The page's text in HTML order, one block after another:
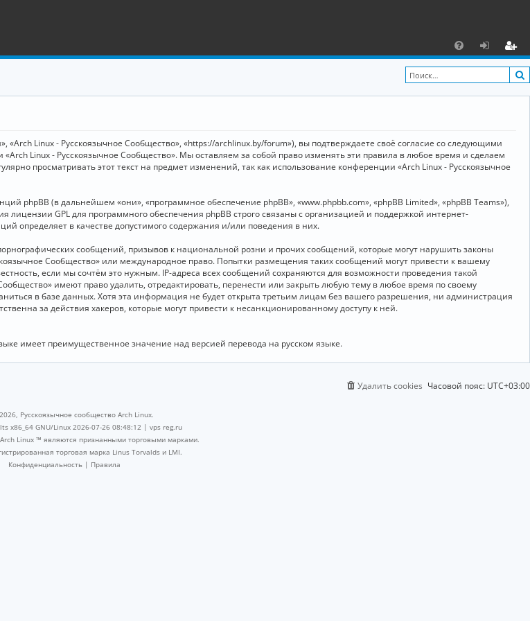
F
A
х
о
ег
и
ц
Linux - Русскоязычное Сообщество», «https://archlinux.by/forum»), вы подтверждаете своё согласие со следующими
Linux - Русскоязычное Сообщество». Мы оставляем за собой право изменять эти правила в любое время и сделаем
просматривать этот текст на предмет изменений, так как использование конференции «Arch Linux - Русскоязычное
phpBB (в дальнейшем «они», «программное обеспечение phpBB», «www.phpbb.com», «phpBB Limited», «phpBB Teams»),
лицензии GPL для программного обеспечения phpBB строго связаны с организацией и поддержкой интернет-
определяет в качестве допустимого содержания и/или поведения в них.
сообщений, призывов к национальной розни и прочих сообщений, которые могут нарушить законы
Сообщество» или международное право. Попытки размещения таких сообщений могут привести к вашему
если мы сочтём это нужным. IP-адреса всех сообщений сохраняются для возможности проведения такой
имеют право удалить, отредактировать, перенести или закрыть любую тему в любое время по своему
в базе данных. Хотя эта информация не будет открыта третьим лицам без вашего разрешения, ни администрация
за действия хакеров, которые могут привести к несанкционированному доступу к ней.
имеет преимущественное значение над версией перевода на русском языке.
Часовой пояс: UTC+03:00
Удалить cookies
Русскоязычное сообщество Arch Linux.
x86_64 GNU/Linux 2026-07-26 08:48:12 | vps reg.ru
Linux ™ являются признанными торговыми марками.
торговая марка Linus Torvalds и LMI.
Конфиденциальность | Правила